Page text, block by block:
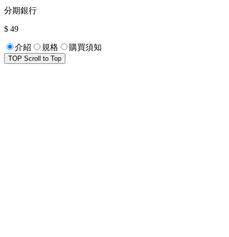
分期銀行
$ 49
介紹 規格 購買須知
TOP Scroll to Top